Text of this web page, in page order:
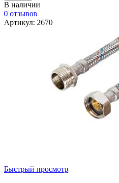
В наличии
0 отзывов
Артикул: 2670
Быстрый просмотр